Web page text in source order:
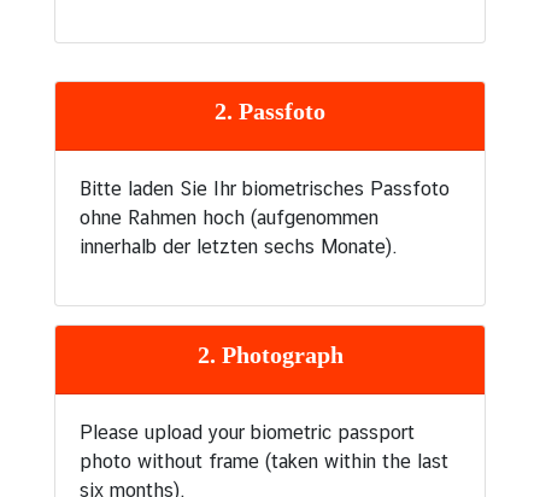
2. Passfoto
Bitte laden Sie Ihr biometrisches Passfoto
ohne Rahmen hoch (aufgenommen
innerhalb der letzten sechs Monate).
2. Photograph
Please upload your biometric passport
photo without frame (taken within the last
six months).